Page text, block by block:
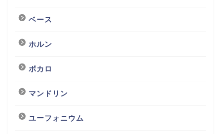
ベース
ホルン
ボカロ
マンドリン
ユーフォニウム